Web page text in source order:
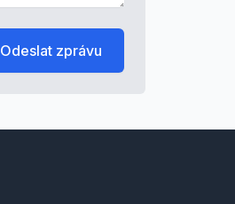
Odeslat zprávu